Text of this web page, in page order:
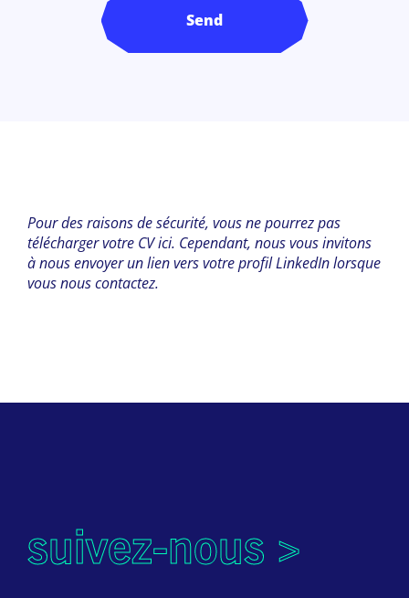
Pour des raisons de sécurité, vous ne pourrez pas
télécharger votre CV ici. Cependant, nous vous invitons
à nous envoyer un lien vers votre profil LinkedIn lorsque
vous nous contactez.
suivez-nous >